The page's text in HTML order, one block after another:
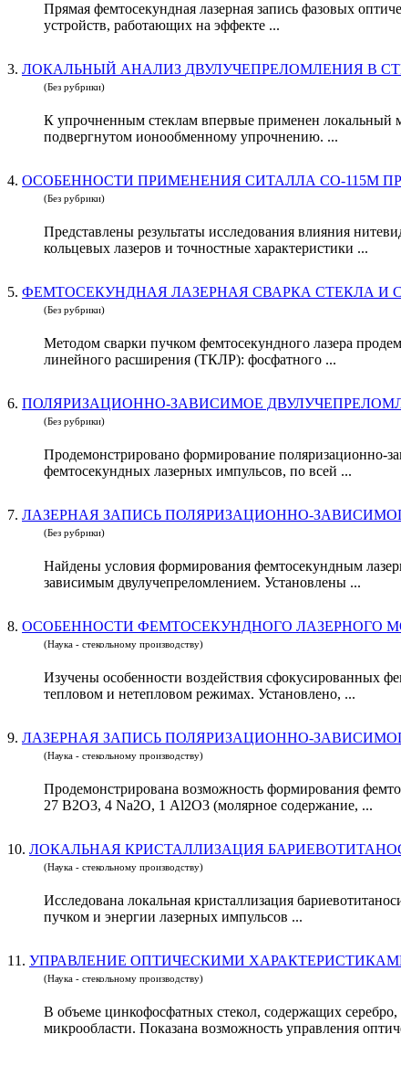
Прямая фемтосекундная лазерная запись фазовых
устройств, работающих на эффекте ...
3.
(Без рубрики)
К упрочненным стеклам впервые применен локальный
подвергнутом ионообменному упрочнению. ...
4. ОСОБЕННОСТИ ПРИМЕНЕНИЯ СИТАЛЛА СО-115М
(Без рубрики)
Представлены результаты исследования влияния
кольцевых лазеров и точностные характеристики ...
5. ФЕМТОСЕКУНДНАЯ ЛАЗЕРНАЯ СВАРКА СТЕКЛА
(Без рубрики)
Методом сварки пучком фемтосекундного лазера
линейного расширения (ТКЛР): фосфатного ...
6. ПОЛЯРИЗАЦИОННО-ЗАВИСИМОЕ
(Без рубрики)
Продемонстрировано формирование поляризационно-
фемтосекундных лазерных импульсов, по всей ...
7. ЛАЗЕРНАЯ ЗАПИСЬ ПОЛЯРИЗАЦИОННО-
(Без рубрики)
Найдены условия формирования фемтосекундным
зависимым двулучепреломлением. Установлены ...
8. ОСОБЕННОСТИ ФЕМТОСЕКУНДНОГО ЛАЗЕРНОГО
(Наука - стекольному производству)
Изучены особенности воздействия сфокусированных
тепловом и нетепловом режимах. Установлено, ...
9. ЛАЗЕРНАЯ ЗАПИСЬ ПОЛЯРИЗАЦИОННО-
(Наука - стекольному производству)
Продемонстрирована возможность формирования
27 B2O3, 4 Na2O, 1 Al2O3 (молярное содержание, ...
10. ЛОКАЛЬНАЯ КРИСТАЛЛИЗАЦИЯ
(Наука - стекольному производству)
Исследована локальная кристаллизация
пучком и энергии лазерных импульсов ...
11. УПРАВЛЕНИЕ ОПТИЧЕСКИМИ
(Наука - стекольному производству)
В объеме цинкофосфатных стекол, содержащих
микрообласти. Показана возможность управления